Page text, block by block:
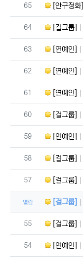
번호
65 [안구정화]
번호
64 [걸그룹]
번호
63 [연예인]
번호
62 [연예인]
번호
61 [연예인]
번호
60 [걸그룹]
번호
59 [연예인]
번호
58 [걸그룹]
번호
57 [걸그룹]
열람 [걸그룹]
번호
55 [걸그룹]
번호
54 [연예인]